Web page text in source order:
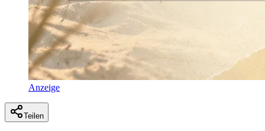
Anzeige
Teilen